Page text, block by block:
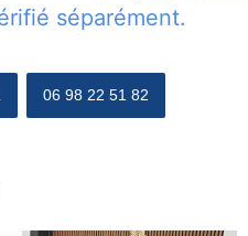
séparément.
06 98 22 51 82